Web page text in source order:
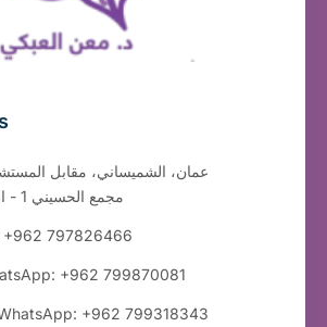
عمان، الشميساني، مقابل
- مجمع الحسيني 1 - الطابق الثالث
+962 797826466
+962 799870081
+962 799318343